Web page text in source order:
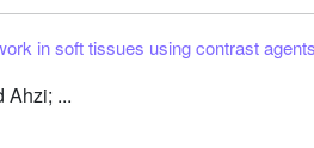
in soft tissues using contrast
Ahzi; ...